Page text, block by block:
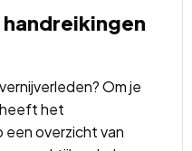
Om je
het
overzicht van